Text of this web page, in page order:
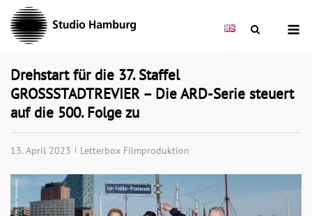
Skip
content
Drehstart für die 37. Staffel
GROSSSTADTREVIER – Die ARD-Serie steuert
auf die 500. Folge zu
13. April 2023 Letterbox Filmproduktion